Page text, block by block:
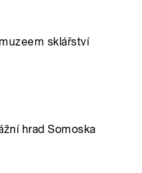
sklářství
hrad Somoska